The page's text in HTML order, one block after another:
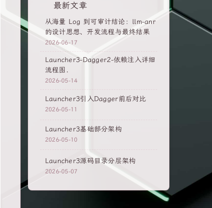
最新文章
从海量 Log 到可审计结论：llm-anr
的设计思想、开发流程与最终结果
2026-06-17
Launcher3-Dagger2-依赖注入详细
流程图.
2026-05-14
Launcher3引入Dagger前后对比
2026-05-11
Launcher3基础部分架构
2026-05-10
Launcher3源码目录分层架构
2026-05-07